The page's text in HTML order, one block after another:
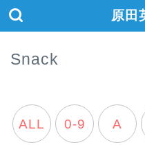
原田
Snack
ALL 0-9 A